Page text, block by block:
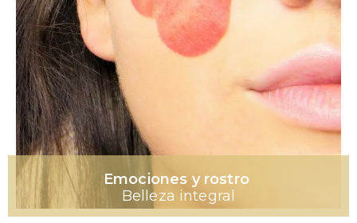
Emociones y rostro
Belleza integral